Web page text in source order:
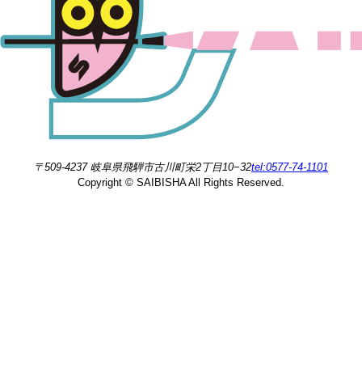
〒509-4237 岐阜県飛騨市古川町栄2丁目10−32tel:0577-74-1101
Copyright © SAIBISHA All Rights Reserved.